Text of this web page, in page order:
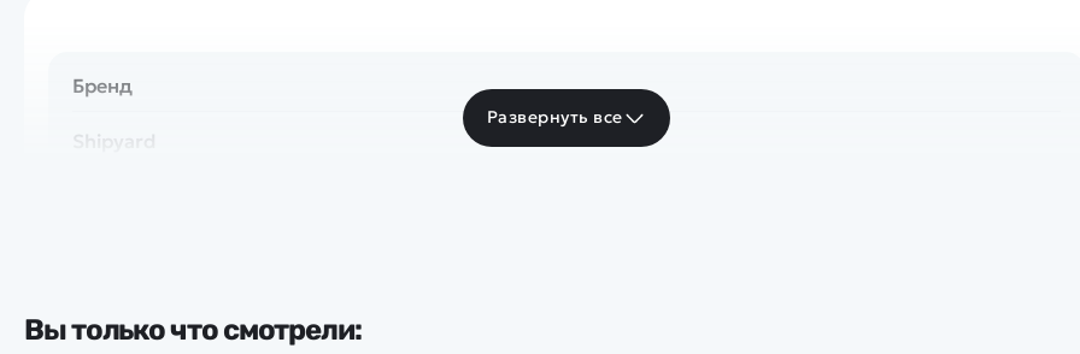
Бренд
Shipyard
Развернуть все
Вы только что смотрели: